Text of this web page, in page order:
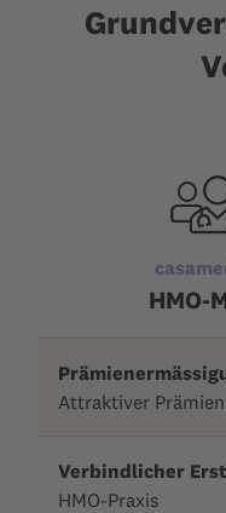
HMO-
Attraktiver
Verbindlicher
HMO-Praxis